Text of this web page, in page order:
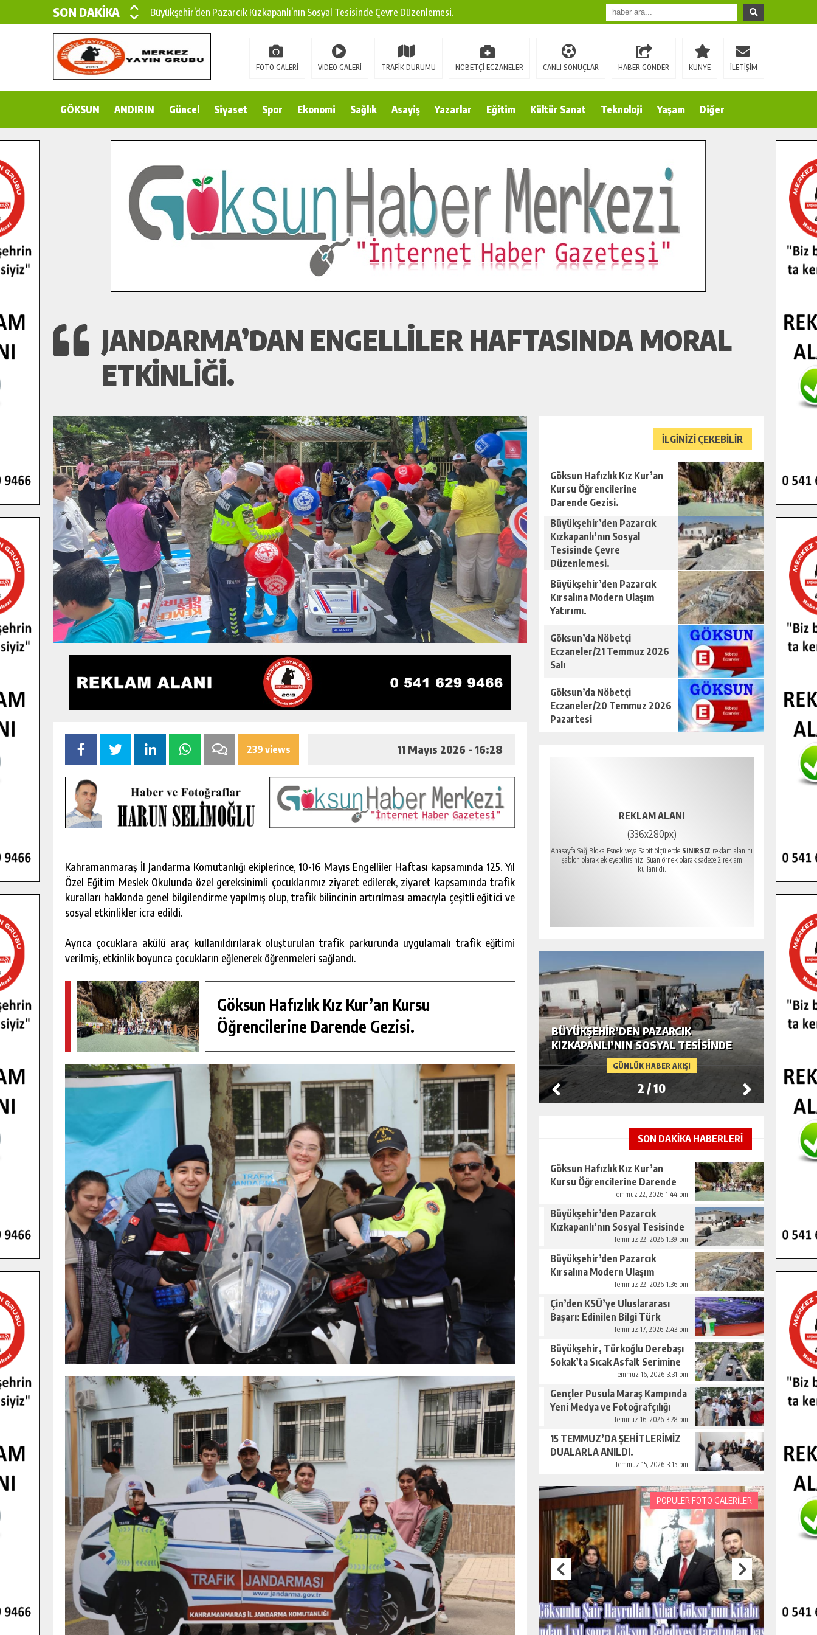
SON DAKİKA
Büyükşehir’den Pazarcık Kızkapanlı’nın Sosyal Tesisinde Çevre Düzenlemesi.
Büyükşehir’den Pazarcık Kırsalına Modern Ulaşım Yatırımı.
Çin’den KSÜ’ye Uluslararası Başarı: Edinilen Bilgi Türk Tarımına Katkı Sağlayacak.
Gençler Pusula Maraş Kampında Yeni Medya ve Fotoğrafçılığı Keşfetti.
İlçe Jandarma Komutanı Karakaya’dan Başkan Cüce’ye Veda Ziyareti.
Bertiz’in Yeni Köprüsünde Sona Doğru.
FOTO GALERİ VIDEO GALERİ TRAFİK DURUMU NÖBETÇİ ECZANELER CANLI SONUÇLAR HABER GÖNDER KÜNYE İLETİŞİM
GÖKSUN ANDIRIN Güncel Siyaset Spor Ekonomi Sağlık Asayiş Yazarlar Eğitim Kültür Sanat Teknoloji Yaşam Diğer
JANDARMA’DAN ENGELLILER HAFTASINDA MORAL
ETKINLIĞI.
239 views 11 Mayıs 2026 - 16:28
Kahramanmaraş İl Jandarma Komutanlığı ekiplerince, 10-16 Mayıs Engelliler Haftası kapsamında 125. Yıl
Özel Eğitim Meslek Okulunda özel gereksinimli çocuklarımız ziyaret edilerek, ziyaret kapsamında trafik
kuralları hakkında genel bilgilendirme yapılmış olup, trafik bilincinin artırılması amacıyla çeşitli eğitici ve
sosyal etkinlikler icra edildi.
Ayrıca çocuklara akülü araç kullanıldırılarak oluşturulan trafik parkurunda uygulamalı trafik eğitimi
verilmiş, etkinlik boyunca çocukların eğlenerek öğrenmeleri sağlandı.
Göksun Hafızlık Kız Kur’an Kursu
Öğrencilerine Darende Gezisi.
İLGİNİZİ ÇEKEBİLİR
Göksun Hafızlık Kız Kur’an
Kursu Öğrencilerine
Darende Gezisi.
Büyükşehir’den Pazarcık
Kızkapanlı’nın Sosyal
Tesisinde Çevre
Düzenlemesi.
Büyükşehir’den Pazarcık
Kırsalına Modern Ulaşım
Yatırımı.
Göksun’da Nöbetçi
Eczaneler/21 Temmuz 2026
Salı
Göksun’da Nöbetçi
Eczaneler/20 Temmuz 2026
Pazartesi
REKLAM ALANI
(336x280px)
Anasayfa Sağ Bloka Esnek veya Sabit ölçülerde SINIRSIZ reklam alanını
şablon olarak ekleyebilirsiniz. Şuan örnek olarak sadece 2 reklam
kullanıldı.
GÜNLÜK HABER AKIŞI
GENÇLER PUSULA MARAŞ KAMPINDA
YENI MEDYA VE FOTOĞRAFÇILIĞI
GÜNLÜK HABER AKIŞI
GÖKSUN HAFIZLIK KIZ KUR’AN KURSU
GÜNLÜK HABER AKIŞI
BÜYÜKŞEHIR’DEN PAZARCIK
KIZKAPANLI’NIN SOSYAL TESISINDE
ÇEVRE DÜZENLEMESI.
3 /10
SON DAKİKA HABERLERİ
Göksun Hafızlık Kız Kur’an
Kursu Öğrencilerine Darende
Temmuz 22, 2026-1:44 pm
Büyükşehir’den Pazarcık
Kızkapanlı’nın Sosyal Tesisinde
Çevre Düzenlemesi.Temmuz 22, 2026-1:39 pm
Büyükşehir’den Pazarcık
Kırsalına Modern Ulaşım
Temmuz 22, 2026-1:36 pm
Çin’den KSÜ’ye Uluslararası
Başarı: Edinilen Bilgi Türk
Tarımına Katkı Sağlayacak.
Temmuz 17, 2026-2:43 pm
Büyükşehir, Türkoğlu Derebaşı
Sokak’ta Sıcak Asfalt Serimine
Temmuz 16, 2026-3:31 pm
Gençler Pusula Maraş Kampında
Yeni Medya ve Fotoğrafçılığı
Temmuz 16, 2026-3:28 pm
15 TEMMUZ’DA ŞEHİTLERİMİZ
DUALARLA ANILDI.
Temmuz 15, 2026-3:15 pm
POPÜLER FOTO GALERİLER